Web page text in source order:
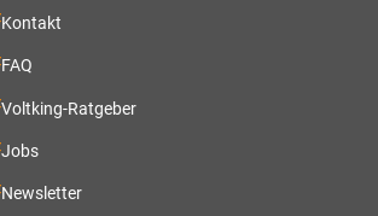
Kontakt
FAQ
Voltking-Ratgeber
Jobs
Newsletter